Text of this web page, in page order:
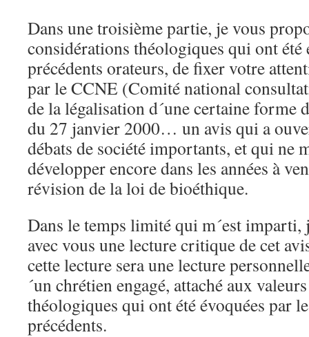
Dans une troisième partie, je vous
considérations théologiques qui ont été
précédents orateurs, de fixer votre
par le CCNE (Comité national
de la légalisation d´une certaine forme
du 27 janvier 2000… un avis qui a
débats de société importants, et qui ne
développer encore dans les années à
révision de la loi de bioéthique.
Dans le temps limité qui m´est imparti,
avec vous une lecture critique de cet
cette lecture sera une lecture
´un chrétien engagé, attaché aux
théologiques qui ont été évoquées par
précédents.